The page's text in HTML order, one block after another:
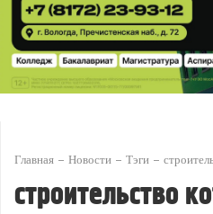
Главная Новости Тэги
строительство